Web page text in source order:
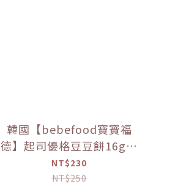
韓國【bebefood寶寶福
德】起司優格豆豆餅16g｜
起司｜蘋果｜12m+｜常溫
NT$230
NT$250